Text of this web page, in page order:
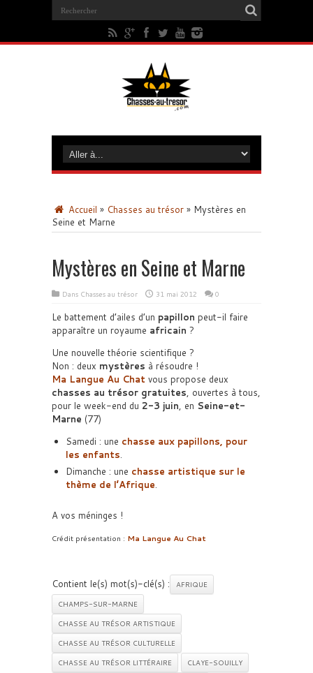
Accueil » Chasses au trésor » Mystères en
Seine et Marne
Mystères en Seine et Marne
Dans Chasses au trésor 31 mai 2012 0
Le battement d’ailes d’un papillon peut-il faire
apparaître un royaume africain ?
Une nouvelle théorie scientifique ?
Non : deux mystères à résoudre !
Ma Langue Au Chat vous propose deux
chasses au trésor gratuites, ouvertes à tous,
pour le week-end du 2-3 juin, en Seine-et-
Marne (77)
Samedi : une chasse aux papillons, pour
les enfants.
Dimanche : une chasse artistique sur le
thème de l’Afrique.
A vos méninges !
Crédit présentation : Ma Langue Au Chat
Contient le(s) mot(s)-clé(s) :
AFRIQUE
CHAMPS-SUR-MARNE
CHASSE AU TRÉSOR ARTISTIQUE
CHASSE AU TRÉSOR CULTURELLE
CHASSE AU TRÉSOR LITTÉRAIRE
CLAYE-SOUILLY